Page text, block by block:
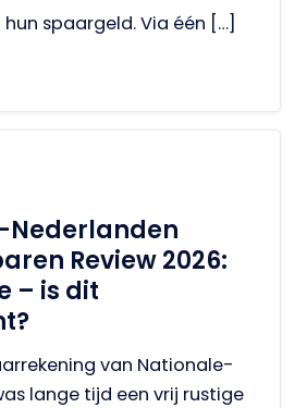
spaargeld. Via één […]
Review 2026:
– is dit
van Nationale-
lange tijd een vrij rustige